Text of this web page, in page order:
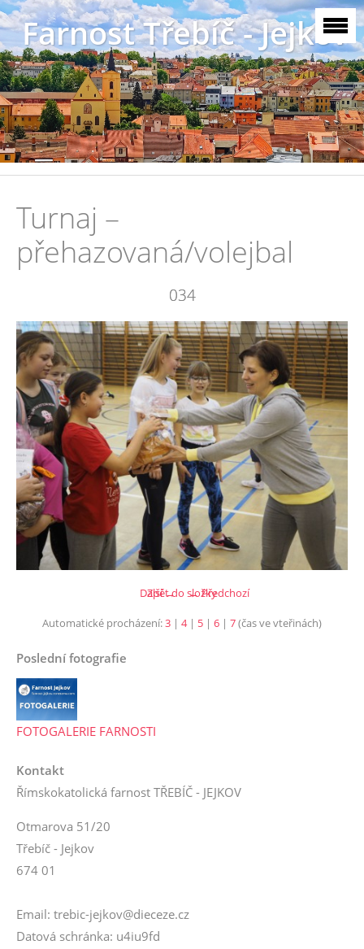
Farnost Třebíč - Jejkov
Turnaj –
přehazovaná/volejbal
034
← Předchozí
Další →
Zpět do složky
Automatické procházení:3 | 4| 5 | 6 | 7(čas ve vteřinách)
Poslední fotografie
FOTOGALERIE FARNOSTI
Kontakt
Římskokatolická farnost TŘEBÍČ - JEJKOV
Otmarova 51/20
Třebíč - Jejkov
674 01
Email: trebic-jejkov@dieceze.cz
Datová schránka: u4iu9fd